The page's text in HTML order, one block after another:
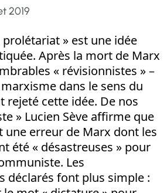
2019
» est une idée
Après la mort de Marx
« révisionnistes » –
dans le sens du
rejeté cette idée. De nos
» Lucien Sève affirme que
une erreur de Marx dont les
été « désastreuses » pour
Les
déclarés font plus simple :